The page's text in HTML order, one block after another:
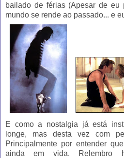
bailado de férias (Apesar de eu
mundo se rende ao passado... e
E como a nostalgia já está
longe, mas desta vez com
Principalmente por entender
ainda em vida. Relembro